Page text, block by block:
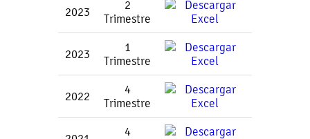
2023
2
Trimestre
2023
1
Trimestre
2022
4
Trimestre
4